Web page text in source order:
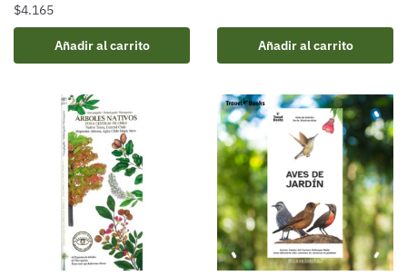
$4.165
Añadir al carrito Añadir al carrito